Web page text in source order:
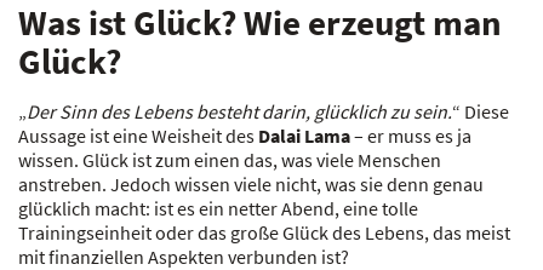
Was ist Glück? Wie erzeugt man
Glück?
„Der Sinn des Lebens besteht darin, glücklich zu sein.“ Diese
Aussage ist eine Weisheit des Dalai Lama– er muss es ja
wissen. Glück ist zum einen das, was viele Menschen
anstreben. Jedoch wissen viele nicht, was sie denn genau
glücklich macht: ist es ein netter Abend, eine tolle
Trainingseinheit oder das große Glück des Lebens, das meist
mit finanziellen Aspekten verbunden ist?